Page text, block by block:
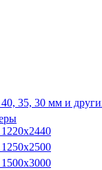
35, 30 мм и